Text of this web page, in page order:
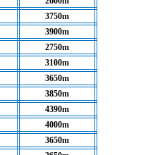
3750m
3900m
2750m
3100m
3650m
3850m
4390m
4000m
3650m